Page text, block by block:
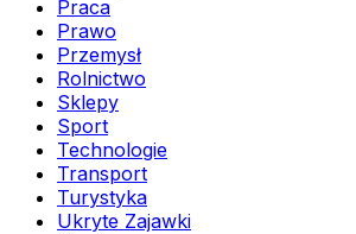
Praca
Prawo
Przemysł
Rolnictwo
Sklepy
Sport
Technologie
Transport
Turystyka
Ukryte Zajawki